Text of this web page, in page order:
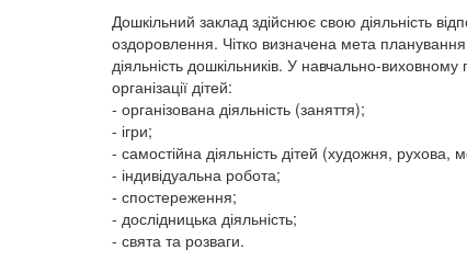
Дошкільний заклад здійснює свою діяльність
оздоровлення. Чітко визначена мета
діяльність дошкільників. У навчально-
організації дітей:
- організована діяльність (заняття);
- ігри;
- самостійна діяльність дітей (художня, рухова,
- індивідуальна робота;
- спостереження;
- дослідницька діяльність;
- свята та розваги.